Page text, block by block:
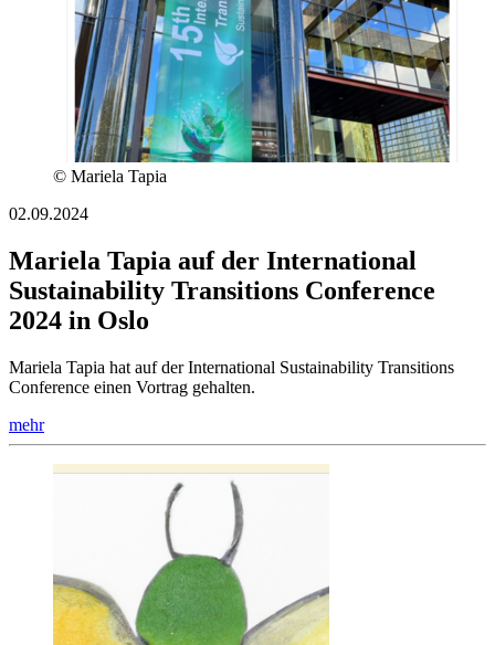
© Mariela Tapia
02.09.2024
Mariela Tapia auf der International
Sustainability Transitions Conference
2024 in Oslo
Mariela Tapia hat auf der International Sustainability Transitions
Conference einen Vortrag gehalten.
mehr